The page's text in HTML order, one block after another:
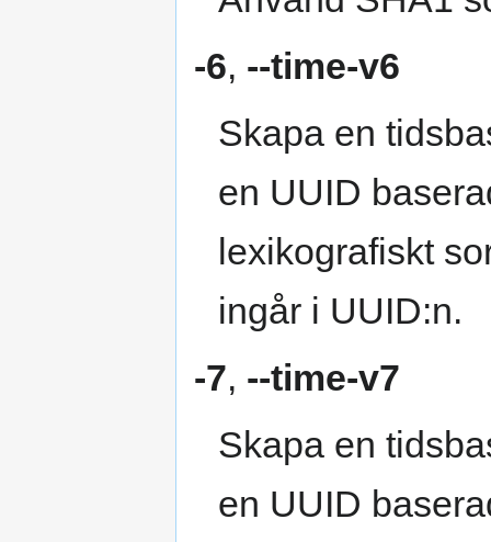
-6, --time-v6
Skapa en
en UUID
lexikografiskt
ingår i UUID:n.
-7, --time-v7
Skapa en
en UUID